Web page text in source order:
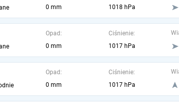
0 mm
1018 hPa
Opad:
0 mm
Ciśnienie:
1017 hPa
Opad:
0 mm
Ciśnienie:
1017 hPa